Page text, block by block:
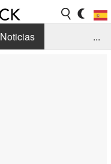
Noticias
...